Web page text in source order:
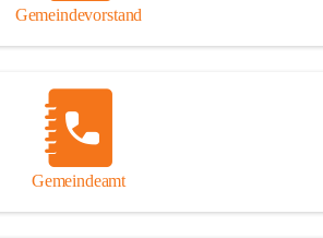
Gemeindevorstand
Gemeindeamt